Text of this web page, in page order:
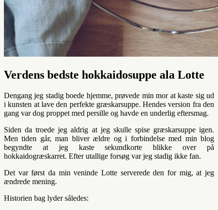
Verdens bedste hokkaidosuppe ala Lotte
Dengang jeg stadig boede hjemme, prøvede min mor at kaste sig ud
i kunsten at lave den perfekte græskarsuppe. Hendes version fra den
gang var dog proppet med persille og havde en underlig eftersmag.
Siden da troede jeg aldrig at jeg skulle spise græskarsuppe igen.
Men tiden går, man bliver ældre og i forbindelse med min blog
begyndte at jeg kaste sekundkorte blikke over på
hokkaidogræskarret. Efter utallige forsøg var jeg stadig ikke fan.
Det var først da min veninde Lotte serverede den for mig, at jeg
ændrede mening.
Historien bag lyder således: